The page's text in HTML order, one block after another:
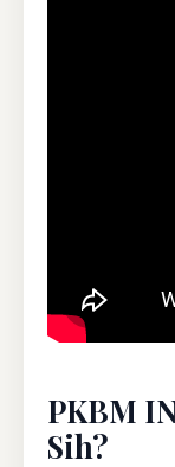
PKBM
Sih?